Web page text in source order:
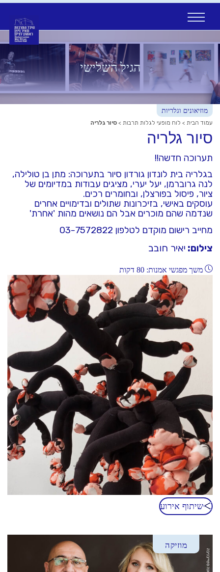
to
content
הגיל השלישי
מוזיאונים וגלריות
עמוד הבית > לוח מופעי לגלות תרבות > סיור גלריה
סיור גלריה
תערוכה חדשה!!
בגלריה בית לונדון גורדון סיור בתערוכה: מתן בן טולילה,
לנה גרוברמן, יעל יערי, מציגים עבודות במדיומים של
ציור, פיסול בפורצלן, ובחומרים רכים.
עוסקים באישי, בזיכרונות שתולים ובדימויים אחרים
שנדמה שהם מוכרים אבל הם נושאים מהות 'אחרת'
מחייב רישום מוקדם לטלפון 03-7572822
צילום: יאיר חובב
משך מפגשי אמנות: 80 דקות
שיתוף אירוע
מוזיקה